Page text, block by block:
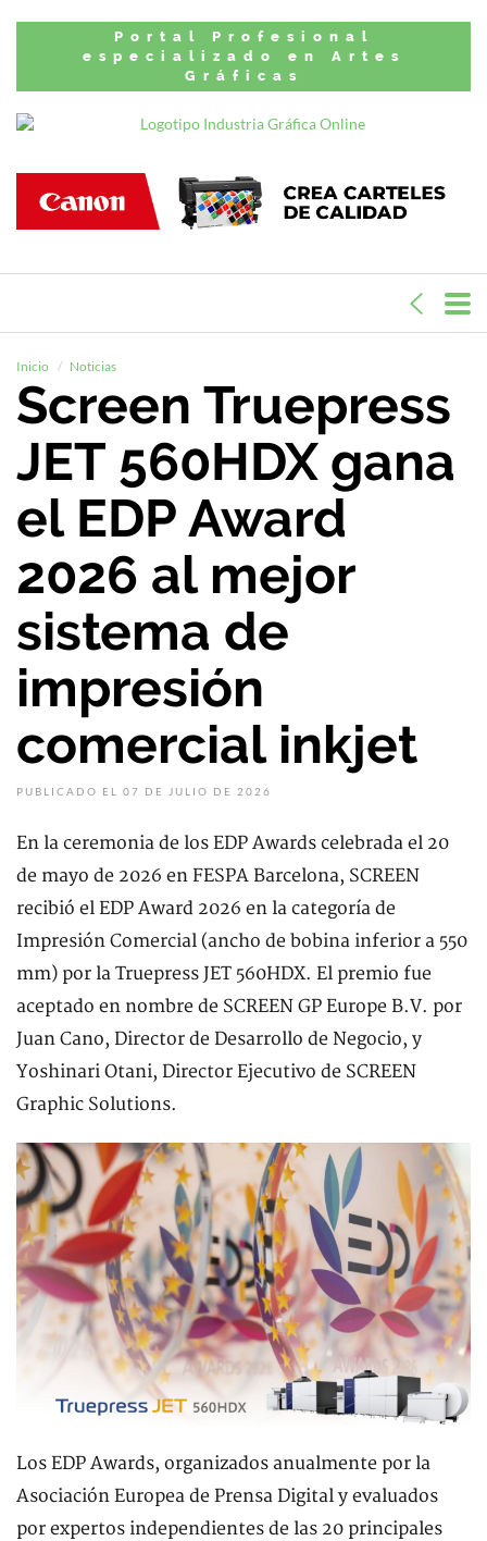
Portal Profesional
especializado en Artes
Gráficas
Inicio Noticias
Screen Truepress
JET 560HDX gana
el EDP Award
2026 al mejor
sistema de
impresión
comercial inkjet
PUBLICADO EL 07 DE JULIO DE 2026
En la ceremonia de los EDP Awards celebrada el 20
de mayo de 2026 en FESPA Barcelona, SCREEN
recibió el EDP Award 2026 en la categoría de
Impresión Comercial (ancho de bobina inferior a 550
mm) por la Truepress JET 560HDX. El premio fue
aceptado en nombre de SCREEN GP Europe B.V. por
Juan Cano, Director de Desarrollo de Negocio, y
Yoshinari Otani, Director Ejecutivo de SCREEN
Graphic Solutions.
Los EDP Awards, organizados anualmente por la
Asociación Europea de Prensa Digital y evaluados
por expertos independientes de las 20 principales